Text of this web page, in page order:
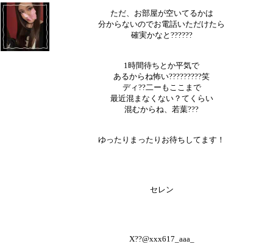
ただ、お部屋が空いてるかは
分からないのでお電話いただけたら
確実かなと??????
1時間待ちとか平気で
あるからね怖い?????????笑
ディ??二ーもここまで
最近混まなくない？てくらい
混むからね、若葉???
ゆったりまったりお待ちしてます！
セレン
X??@xxx617_aaa_